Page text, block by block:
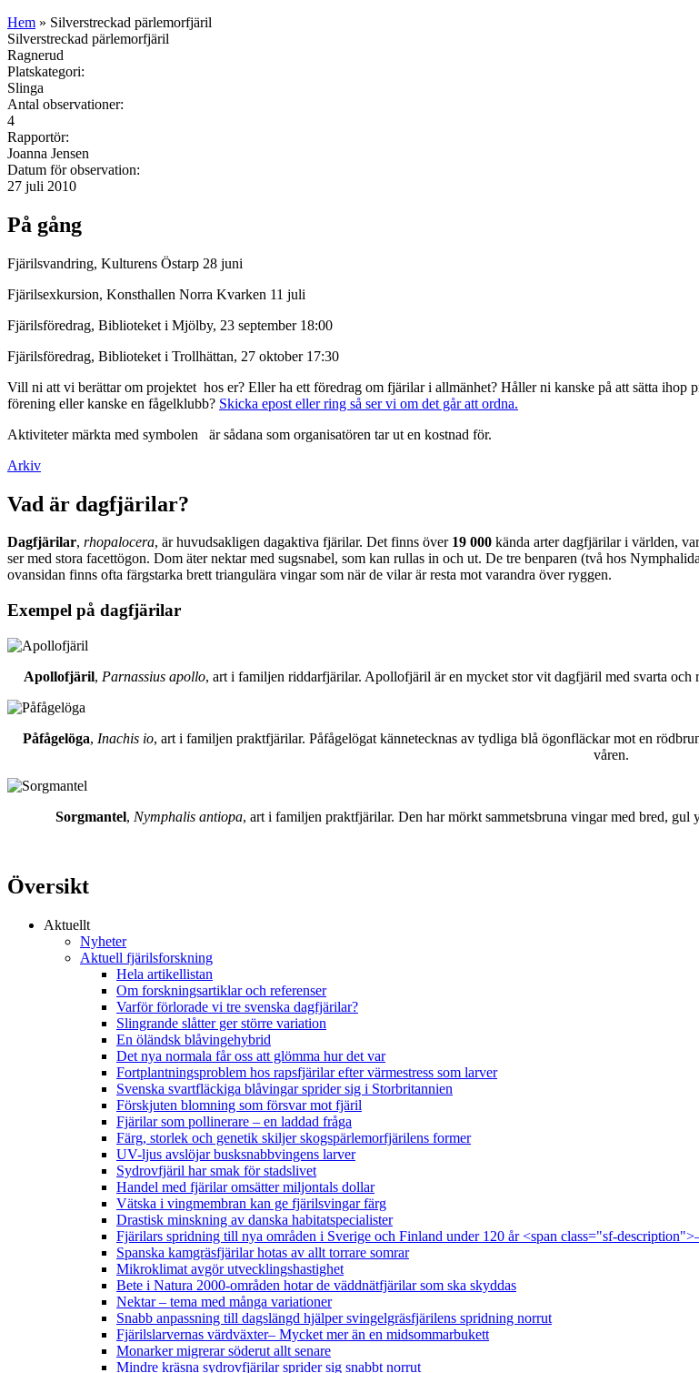
Hem » Silverstreckad pärlemorfjäril
Silverstreckad pärlemorfjäril
Ragnerud
Platskategori:
Slinga
Antal observationer:
4
Rapportör:
Joanna Jensen
Datum för observation:
27 juli 2010
På gång
Fjärilsvandring, Kulturens Östarp 28 juni
Fjärilsexkursion, Konsthallen Norra Kvarken 11 juli
Fjärilsföredrag, Biblioteket i Mjölby, 23 september 18:00
Fjärilsföredrag, Biblioteket i Trollhättan, 27 oktober 17:30
Vill ni att vi berättar om projektet hos er? Eller ha ett föredrag om fjärilar i allmänhet? Håller ni kanske på att sätta
förening eller kanske en fågelklubb? Skicka epost eller ring så ser vi om det går att ordna.
Aktiviteter märkta med symbolen
är sådana som organisatören tar ut en kostnad för.
Arkiv
Vad är dagfjärilar?
Dagfjärilar, rhopalocera, är huvudsakligen dagaktiva fjärilar. Det finns över 19 000 kända arter dagfjärilar i världen,
ser med stora facettögon. Dom äter nektar med sugsnabel, som kan rullas in och ut. De tre benparen (två hos
ovansidan finns ofta färgstarka brett triangulära vingar som när de vilar är resta mot varandra över ryggen.
Exempel på dagfjärilar
Apollofjäril, Parnassius apollo, art i familjen riddarfjärilar. Apollofjäril är en mycket stor vit dagfjäril med svarta och
Påfågelöga, Inachis io, art i familjen praktfjärilar. Påfågelögat kännetecknas av tydliga blå ögonfläckar mot en
våren.
Sorgmantel, Nymphalis antiopa, art i familjen praktfjärilar. Den har mörkt sammetsbruna vingar med bred,
Översikt
Aktuellt
Nyheter
Aktuell fjärilsforskning
Hela artikellistan
Om forskningsartiklar och referenser
Varför förlorade vi tre svenska dagfjärilar?
Slingrande slåtter ger större variation
En öländsk blåvingehybrid
Det nya normala får oss att glömma hur det var
Fortplantningsproblem hos rapsfjärilar efter värmestress som larver
Svenska svartfläckiga blåvingar sprider sig i Storbritannien
Förskjuten blomning som försvar mot fjäril
Fjärilar som pollinerare – en laddad fråga
Färg, storlek och genetik skiljer skogspärlemorfjärilens former
UV-ljus avslöjar busksnabbvingens larver
Sydrovfjäril har smak för stadslivet
Handel med fjärilar omsätter miljontals dollar
Vätska i vingmembran kan ge fjärilsvingar färg
Drastisk minskning av danska habitatspecialister
Fjärilars spridning till nya områden i Sverige och Finland under 120 år <span class="sf-
Spanska kamgräsfjärilar hotas av allt torrare somrar
Mikroklimat avgör utvecklingshastighet
Bete i Natura 2000-områden hotar de väddnätfjärilar som ska skyddas
Nektar – tema med många variationer
Snabb anpassning till dagslängd hjälper svingelgräsfjärilens spridning norrut
Fjärilslarvernas värdväxter– Mycket mer än en midsommarbukett
Monarker migrerar söderut allt senare
Mindre kräsna sydrovfjärilar sprider sig snabbt norrut